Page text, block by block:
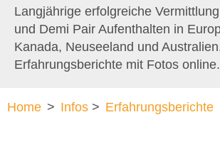
Langjährige erfolgreiche
und Demi Pair Aufenthalten in
Kanada, Neuseeland und
Erfahrungsberichte mit Fotos online.
Home > Infos > Erfahrungsberichte